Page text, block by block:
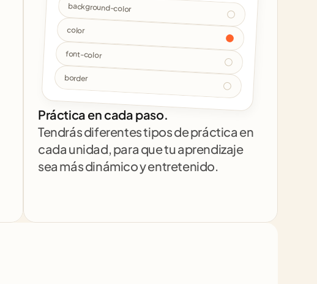
background-color
color
font-color
border
Práctica en cada paso.
Tendrás diferentes tipos de práctica en
cada unidad, para que tu aprendizaje
sea más dinámico y entretenido.